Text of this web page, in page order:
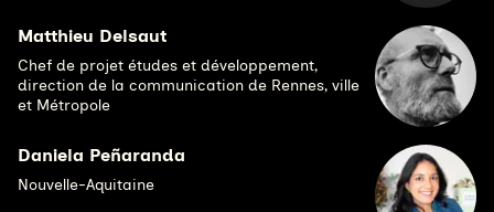
Matthieu Delsaut
Chef de projet études et développement,
direction de la communication de Rennes, ville
et Métropole
Daniela Peñaranda
Nouvelle-Aquitaine